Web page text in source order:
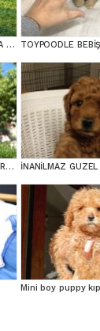
TARIM BAKANLIĞI ONAYLI A KALİTE TOY YAVRULAR TOYPOODLE
TOY POODLE SEVİMLİ YAVRULAR EV ÜRETİMİ